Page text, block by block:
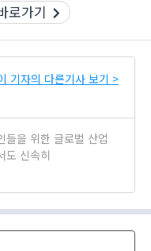
로가기
기자의 다른기사 보기 >
들을 위한 글로벌 산업
도 신속히